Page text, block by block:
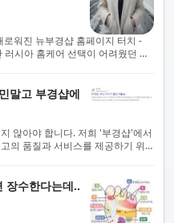
워진 뉴부경샵 홈페이지 터치 -
시아 홈케어 선택이 어려웠던 시
는 고객님의 최대 편의를 보장하
장에서 바로 고객님께 서비스를
사들을 다수 보유하고 있음을 자
러시아 홈케어 경험을 제공하기
의 불확실성 속에서, 안전은 부경
터링합니다.예약금을 요구하는 업
를 최우선으로 생각하는 업체를
아 홈케어를 전문으로 하는 부경샵
전을 가장 중요하게 여깁니다. 부산
말고 부경샵에
않아야 합니다. 저희 '부경샵'에서
의 품질과 서비스를 제공하기 위
하고자 현장에서 직접 깨끗하고
고 있음을 자랑스럽게 여깁니다.
안전을 최우선으로 여기며, 이를 위
장수한다는데..